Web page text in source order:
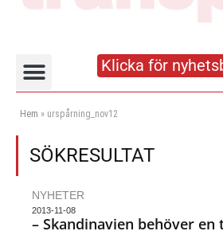
Klicka för
Hem » urspårning_nov12
SÖKRESULTAT
NYHETER
2013-11-08
– Skandinavien behöver